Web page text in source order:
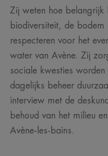
Zij weten hoe belangrijk
biodiversiteit, de
respecteren voor het
water van Avène. Zij
sociale kwesties
dagelijks beheer
interview met de
behoud van het milieu
Avène-les-bains.